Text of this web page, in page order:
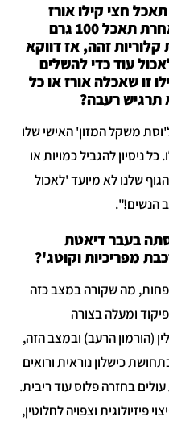
חצי קילו אורז
ששווה 600 קלוריות, ומישהי אחרת תאכל 100 גרם
זהה, אז דווקא
עוד כדי להשלים
זו שאכלה אורז או כל
תרגיש רעבה?
משקל המזון' האישי שלו
ניסיון להגביל כמויות או
שלנו לא מיועד 'לאכול
בעבר דיאטת
פחות, מה שקורה במצב כזה
ומעלה בצורה
(הורמון הרעב) ובמצב הזה,
כישלון נוראית ורואים
בחזרה פלוס עוד ריבית.
פיזיולוגית וצפויה לחלוטין,